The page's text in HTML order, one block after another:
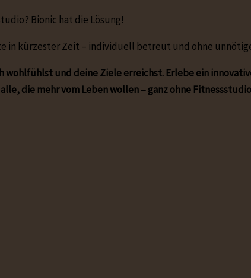
Bionic hat die Lösung!
in kürzester Zeit – individuell betreut und ohne
und deine Ziele erreichst. Erlebe ein
die mehr vom Leben wollen – ganz ohne